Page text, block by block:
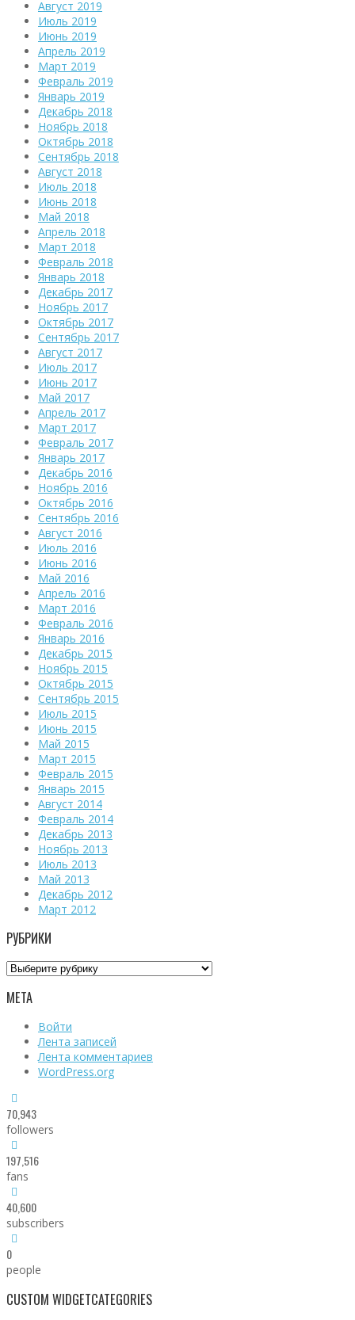
Август 2019
Июль 2019
Июнь 2019
Апрель 2019
Март 2019
Февраль 2019
Январь 2019
Декабрь 2018
Ноябрь 2018
Октябрь 2018
Сентябрь 2018
Август 2018
Июль 2018
Июнь 2018
Май 2018
Апрель 2018
Март 2018
Февраль 2018
Январь 2018
Декабрь 2017
Ноябрь 2017
Октябрь 2017
Сентябрь 2017
Август 2017
Июль 2017
Июнь 2017
Май 2017
Апрель 2017
Март 2017
Февраль 2017
Январь 2017
Декабрь 2016
Ноябрь 2016
Октябрь 2016
Сентябрь 2016
Август 2016
Июль 2016
Июнь 2016
Май 2016
Апрель 2016
Март 2016
Февраль 2016
Январь 2016
Декабрь 2015
Ноябрь 2015
Октябрь 2015
Сентябрь 2015
Июль 2015
Июнь 2015
Май 2015
Март 2015
Февраль 2015
Январь 2015
Август 2014
Февраль 2014
Декабрь 2013
Ноябрь 2013
Июль 2013
Май 2013
Декабрь 2012
Март 2012
РУБРИКИ
Рубрики
МЕТА
Войти
Лента записей
Лента комментариев
WordPress.org
70,943
followers
197,516
fans
40,600
subscribers
0
people
CUSTOM WIDGETCATEGORIES